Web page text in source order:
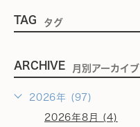
TAG タグ
ARCHIVE 月別アーカイブ
2026年 (97)
2026年8月 (4)